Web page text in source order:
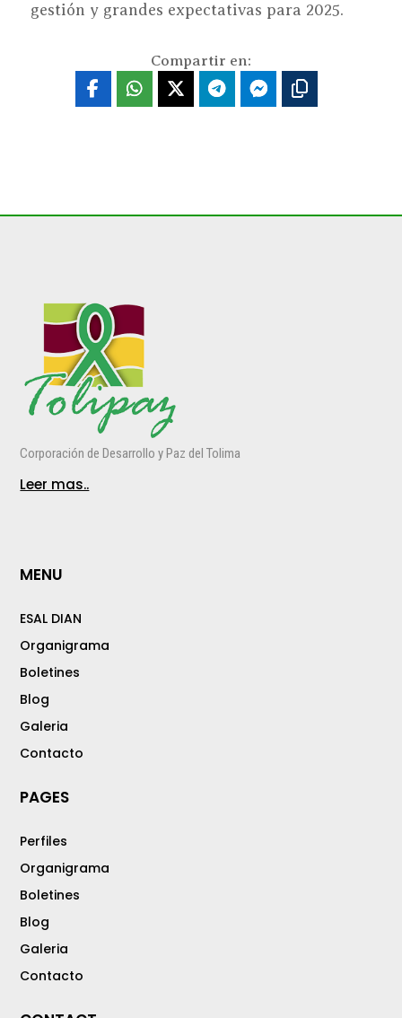
gestión y grandes expectativas para 2025.
Compartir en:
Corporación de Desarrollo y Paz del Tolima
Leer mas..
MENU
ESAL DIAN
Organigrama
Boletines
Blog
Galeria
Contacto
PAGES
Perfiles
Organigrama
Boletines
Blog
Galeria
Contacto